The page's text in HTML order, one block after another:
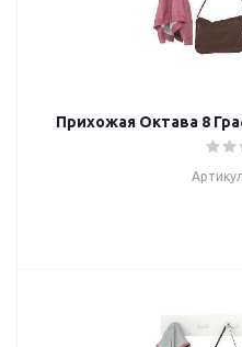
Прихожая Октава 8